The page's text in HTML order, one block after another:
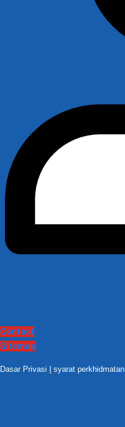
Contact
Sitemap
Dasar Privasi syarat perkhidmatan